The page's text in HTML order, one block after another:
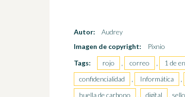
Autor:
Audrey
Imagen de copyright:
Pixnio
Tags:
rojo , correo , 1 de
confidencialidad
, Informática ,
huella de carbono
, digital ,